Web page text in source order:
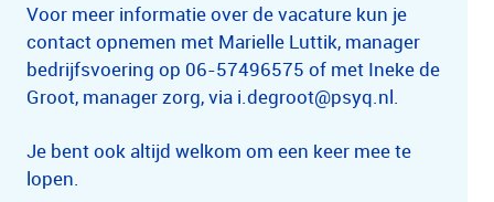
Voor meer informatie over de vacature kun je
contact opnemen met Marielle Luttik, manager
bedrijfsvoering op 06-57496575 of met Ineke de
Groot, manager zorg, via i.degroot@psyq.nl.
Je bent ook altijd welkom om een keer mee te
lopen.